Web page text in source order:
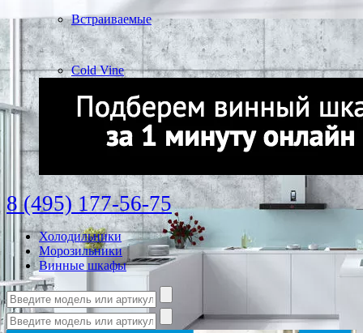
Встраиваемые
Cold Vine
8 (495) 177-56-75
Холодильники
Морозильники
Винные шкафы